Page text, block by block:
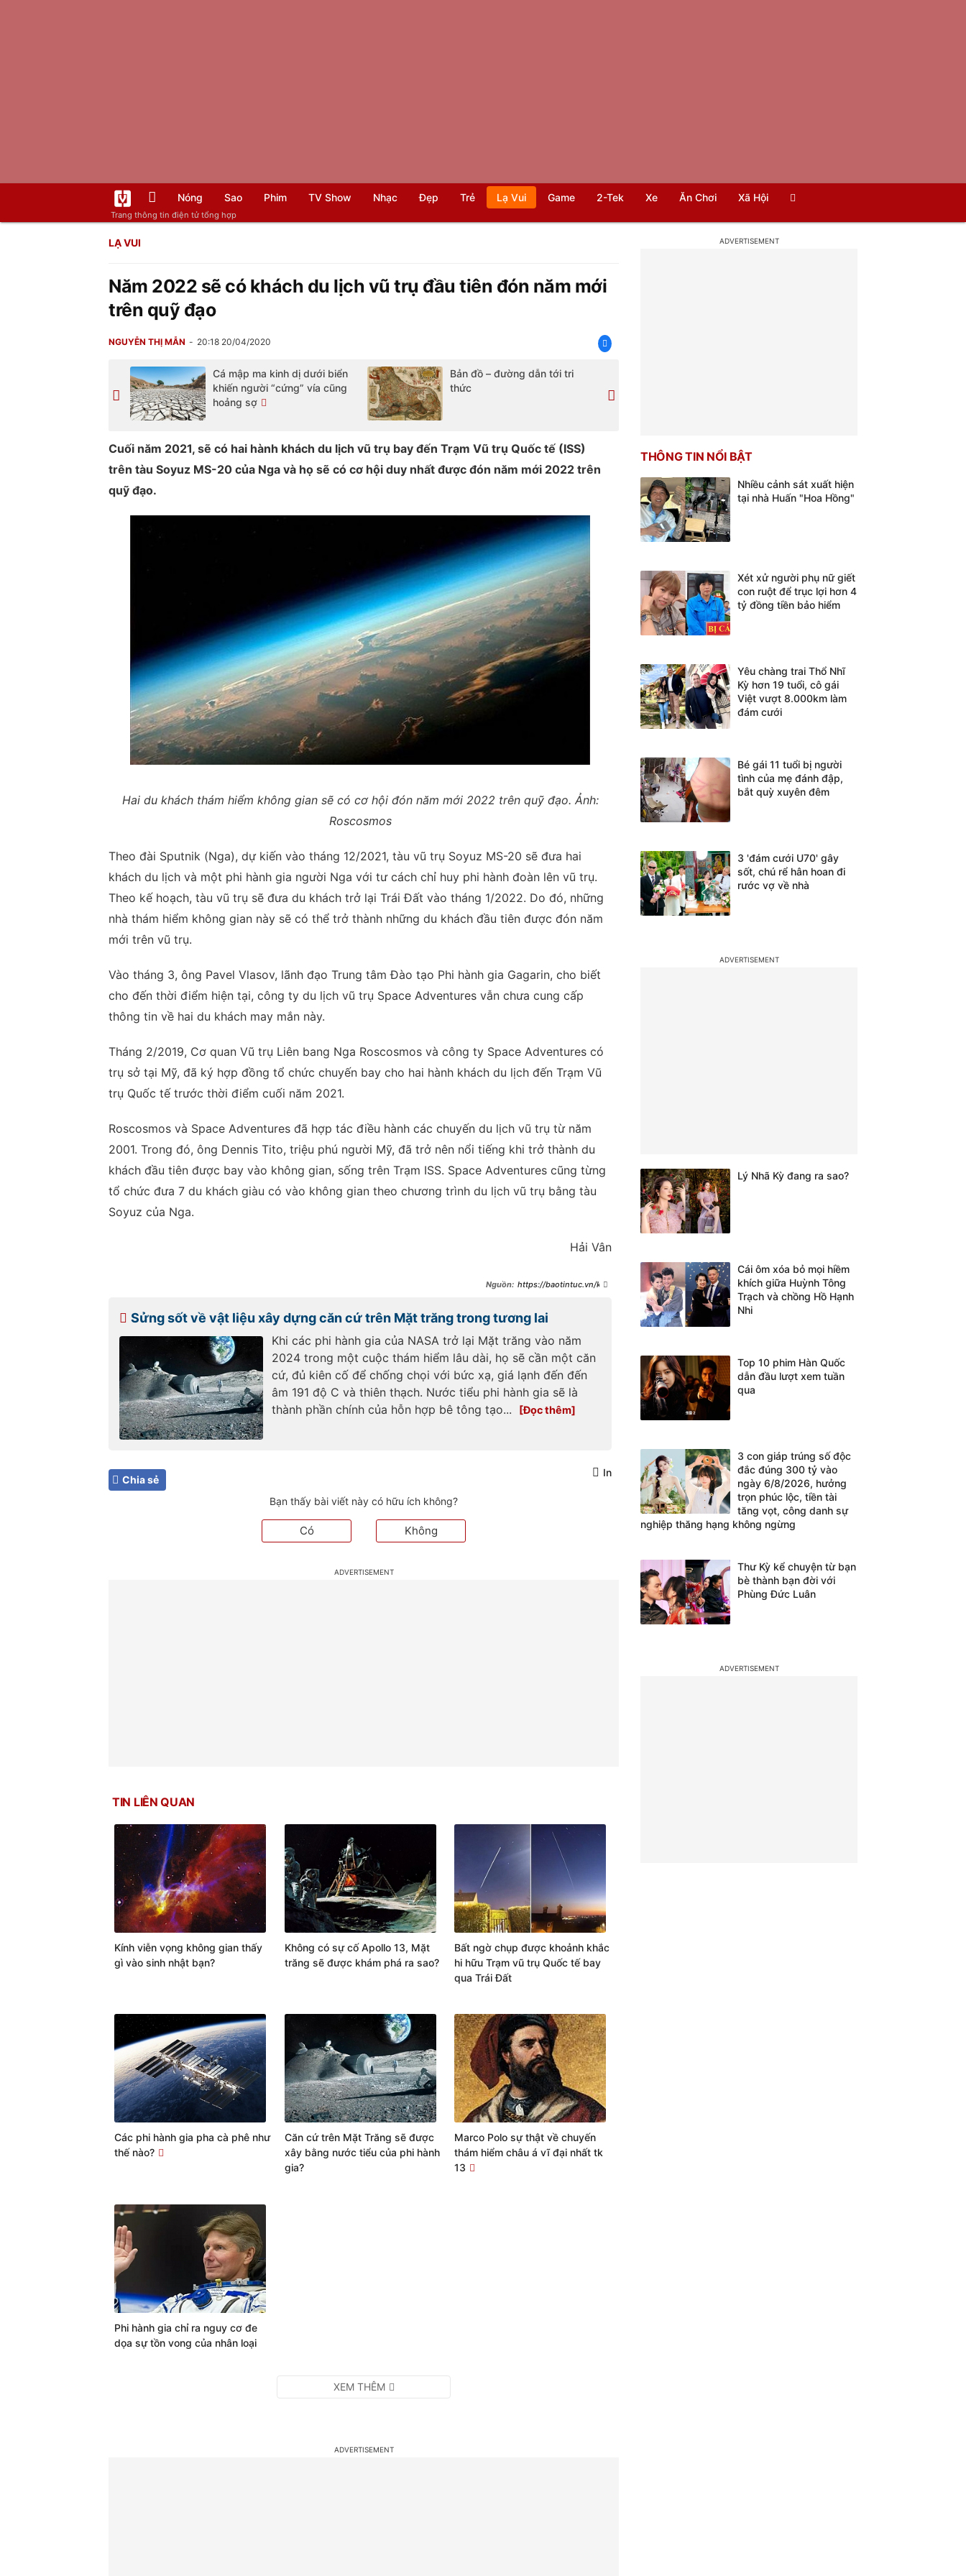
Trang thông tin điện tử tổng hợp
Nóng Sao Phim TV Show Nhạc Đẹp Trẻ Lạ Vui Game 2-Tek Xe Ăn Chơi Xã Hội
LẠ VUI
Năm 2022 sẽ có khách du lịch vũ trụ đầu tiên đón năm mới
trên quỹ đạo
NGUYỄN THỊ MẪN 20:18 20/04/2020
Cá mập ma kinh dị dưới biển
khiến người “cứng” vía cũng
hoảng sợ
Bản đồ – đường dẫn tới tri
thức
Cuối năm 2021, sẽ có hai hành khách du lịch vũ trụ bay đến Trạm Vũ trụ Quốc tế (ISS)
trên tàu Soyuz MS-20 của Nga và họ sẽ có cơ hội duy nhất được đón năm mới 2022 trên
quỹ đạo.
Hai du khách thám hiểm không gian sẽ có cơ hội đón năm mới 2022 trên quỹ đạo. Ảnh:
Roscosmos
Theo đài Sputnik (Nga), dự kiến vào tháng 12/2021, tàu vũ trụ Soyuz MS-20 sẽ đưa hai
khách du lịch và một phi hành gia người Nga với tư cách chỉ huy phi hành đoàn lên vũ trụ.
Theo kế hoạch, tàu vũ trụ sẽ đưa du khách trở lại Trái Đất vào tháng 1/2022. Do đó, những
nhà thám hiểm không gian này sẽ có thể trở thành những du khách đầu tiên được đón năm
mới trên vũ trụ.
Vào tháng 3, ông Pavel Vlasov, lãnh đạo Trung tâm Đào tạo Phi hành gia Gagarin, cho biết
cho đến thời điểm hiện tại, công ty du lịch vũ trụ Space Adventures vẫn chưa cung cấp
thông tin về hai du khách may mắn này.
Tháng 2/2019, Cơ quan Vũ trụ Liên bang Nga Roscosmos và công ty Space Adventures có
trụ sở tại Mỹ, đã ký hợp đồng tổ chức chuyến bay cho hai hành khách du lịch đến Trạm Vũ
trụ Quốc tế trước thời điểm cuối năm 2021.
Roscosmos và Space Adventures đã hợp tác điều hành các chuyến du lịch vũ trụ từ năm
2001. Trong đó, ông Dennis Tito, triệu phú người Mỹ, đã trở nên nổi tiếng khi trở thành du
khách đầu tiên được bay vào không gian, sống trên Trạm ISS. Space Adventures cũng từng
tổ chức đưa 7 du khách giàu có vào không gian theo chương trình du lịch vũ trụ bằng tàu
Soyuz của Nga.
Hải Vân
https://baotintuc.vn/kho
tien-don-nam-moi-tren-quy-
dao-20200420103905355.htm
Sửng sốt về vật liệu xây dựng căn cứ trên Mặt trăng trong tương lai
Khi các phi hành gia của NASA trở lại Mặt trăng vào năm
2024 trong một cuộc thám hiểm lâu dài, họ sẽ cần một căn
cứ, đủ kiên cố để chống chọi với bức xạ, giá lạnh đến đến
âm 191 độ C và thiên thạch. Nước tiểu phi hành gia sẽ là
thành phần chính của hỗn hợp bê tông tạo...
In
Chia sẻ
Bạn thấy bài viết này có hữu ích không?
Có Không
TIN LIÊN QUAN
Kính viễn vọng không gian thấy
gì vào sinh nhật bạn?
Không có sự cố Apollo 13, Mặt
trăng sẽ được khám phá ra sao?
Bất ngờ chụp được khoảnh khắc
hi hữu Trạm vũ trụ Quốc tế bay
qua Trái Đất
Các phi hành gia pha cà phê như
thế nào?
Căn cứ trên Mặt Trăng sẽ được
xây bằng nước tiểu của phi hành
gia?
Marco Polo sự thật về chuyến
thám hiểm châu á vĩ đại nhất tk
13
Phi hành gia chỉ ra nguy cơ đe
dọa sự tồn vong của nhân loại
THÔNG TIN NỔI BẬT
Nhiều cảnh sát xuất hiện
tại nhà Huấn "Hoa Hồng"
Xét xử người phụ nữ giết
con ruột để trục lợi hơn 4
tỷ đồng tiền bảo hiểm
Yêu chàng trai Thổ Nhĩ
Kỳ hơn 19 tuổi, cô gái
Việt vượt 8.000km làm
đám cưới
Bé gái 11 tuổi bị người
tình của mẹ đánh đập,
bắt quỳ xuyên đêm
3 'đám cưới U70' gây
sốt, chú rể hân hoan đi
rước vợ về nhà
Lý Nhã Kỳ đang ra sao?
Cái ôm xóa bỏ mọi hiềm
khích giữa Huỳnh Tông
Trạch và chồng Hồ Hạnh
Nhi
Top 10 phim Hàn Quốc
dẫn đầu lượt xem tuần
qua
3 con giáp trúng số độc
đắc đúng 300 tỷ vào
ngày 6/8/2026, hưởng
trọn phúc lộc, tiền tài
tăng vọt, công danh sự
nghiệp thăng hạng không ngừng
Thư Kỳ kể chuyện từ bạn
bè thành bạn đời với
Phùng Đức Luân